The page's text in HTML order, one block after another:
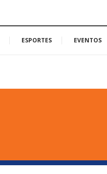
ESPORTES EVENTOS